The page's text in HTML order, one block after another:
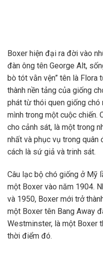
Boxer hiện đại ra đời vào
đàn ông tên George Alt,
bò tót vằn vện” tên là Flora
thành nền tảng của giống
phát từ thói quen giống
mình trong một cuộc chiến.
cho cảnh sát, là một trong
nhất và phục vụ trong
cách là sứ giả và trinh sát.
Câu lạc bộ chó giống ở Mỹ
một Boxer vào năm 1904.
và 1950, Boxer mới trở
một Boxer tên Bang Away
Westminster, là một Boxer
thời điểm đó.